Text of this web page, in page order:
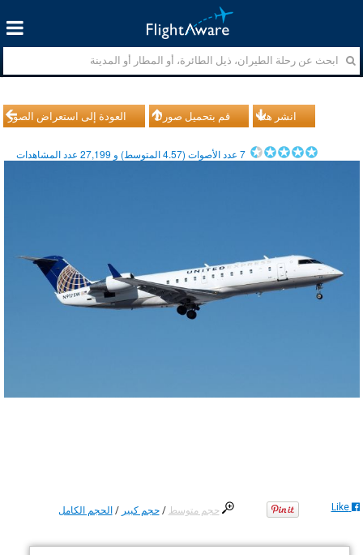
العودة إلى استعراض الصور قم بتحميل صورك انشر هذا
7عدد الأصوات (4.57المتوسط) و 27,199عدد المشاهدات
حجم متوسط /حجم كبير /الحجم الكامل Like